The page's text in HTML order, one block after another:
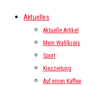
Aktuelles
Aktuelle Artikel
Mein Wahlkreis
Sport
Kiezzeitung
Auf einen Kaffee